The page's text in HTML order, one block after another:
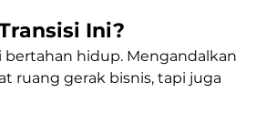
Ini?
bertahan hidup. Mengandalkan
ruang gerak bisnis, tapi juga